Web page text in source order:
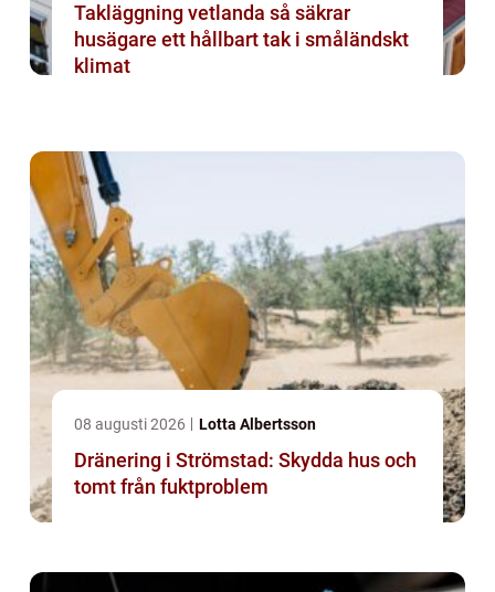
Takläggning vetlanda så säkrar
husägare ett hållbart tak i småländskt
klimat
08 augusti 2026 Lotta Albertsson
Dränering i Strömstad: Skydda hus och
tomt från fuktproblem